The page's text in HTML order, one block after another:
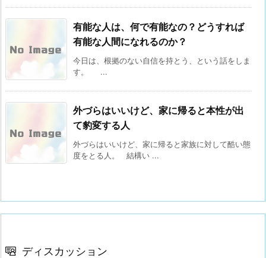
有能な人は、何で有能なの？どうすれば
有能な人間になれるのか？
今日は、根拠のない自信を持とう、という話をしま
す。 ...
外づらはいいけど、家に帰ると本性が出
て豹変する人
外づらはいいけど、家に帰ると家族に対して酷い態
度をとる人。 結構い ...
ディスカッション